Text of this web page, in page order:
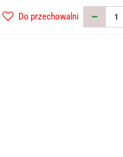
Do przechowalni